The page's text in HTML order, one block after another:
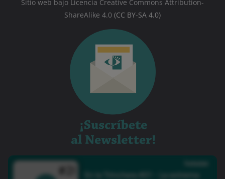
Sitio web bajo Licencia Creative Commons Attribution-
ShareAlike 4.0 (CC BY-SA 4.0)